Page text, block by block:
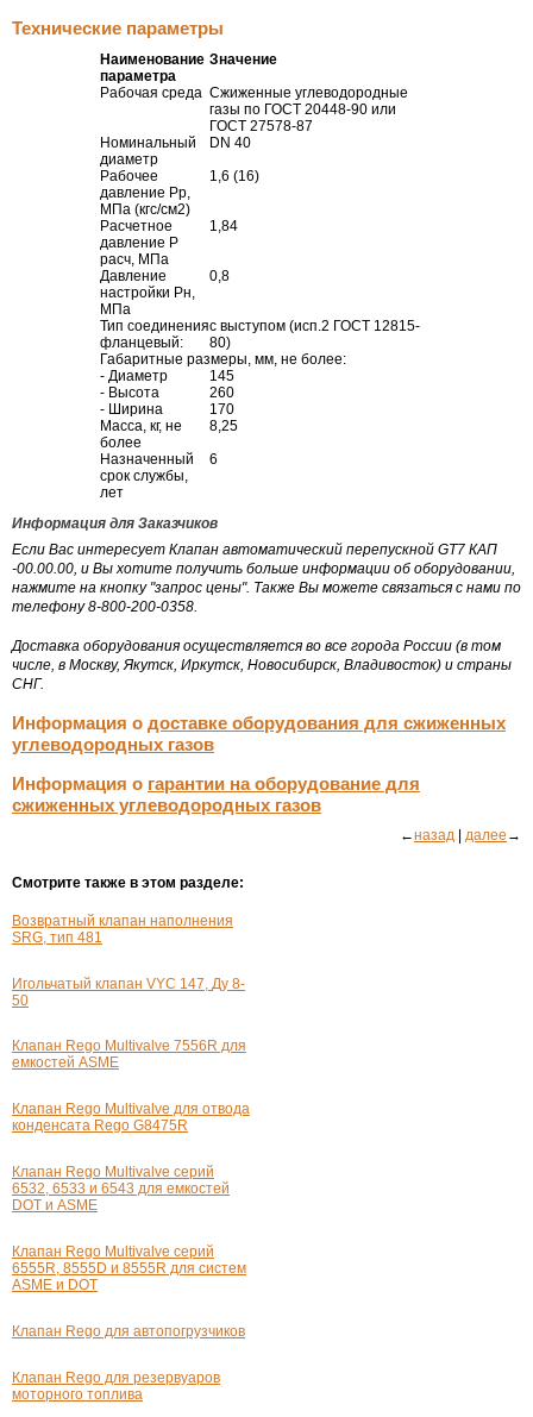
Технические параметры
Наименование
параметра
Значение
Рабочая среда Сжиженные углеводородные
газы по ГОСТ 20448-90 или
ГОСТ 27578-87
Номинальный
диаметр
DN 40
Рабочее
давление Рр,
МПа (кгс/см2)
1,6 (16)
Расчетное
давление Р
расч, МПа
1,84
Давление
настройки Рн,
МПа
0,8
Тип соединения
фланцевый:
с выступом (исп.2 ГОСТ 12815-
80)
Габаритные размеры, мм, не более:
- Диаметр
145
- Высота
260
- Ширина
170
Масса, кг, не
более
8,25
Назначенный
срок службы,
лет
6
Информация для Заказчиков
Если Вас интересует Клапан автоматический перепускной GT7 КАП
-00.00.00, и Вы хотите получить больше информации об оборудовании,
нажмите на кнопку "запрос цены". Также Вы можете связаться с нами по
телефону 8-800-200-0358.
Доставка оборудования осуществляется во все города России (в том
числе, в Москву, Якутск, Иркутск, Новосибирск, Владивосток) и страны
СНГ.
Информация о доставке оборудования для сжиженных
углеводородных газов
Информация о гарантии на оборудование для
сжиженных углеводородных газов
←назад далее →
Смотрите также в этом разделе:
Возвратный клапан наполнения
SRG, тип 481
Игольчатый клапан VYC 147, Ду 8-
50
Клапан Rego Multivalve 7556R для
емкостей ASME
Клапан Rego Multivalve для отвода
конденсата Rego G8475R
Клапан Rego Multivalve серий
6532, 6533 и 6543 для емкостей
DOT и ASME
Клапан Rego Multivalve серий
6555R, 8555D и 8555R для систем
ASME и DOT
Клапан Rego для автопогрузчиков
Клапан Rego для резервуаров
моторного топлива